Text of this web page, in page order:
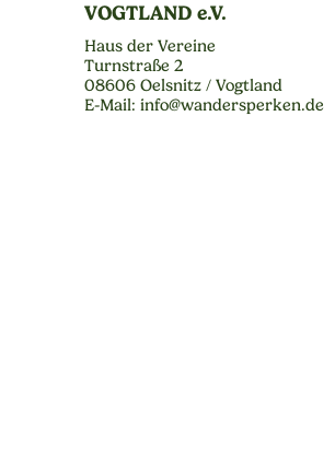
VOGTLAND e.V.
Haus der Vereine
Turnstraße 2
08606 Oelsnitz / Vogtland
E-Mail: info@wandersperken.de